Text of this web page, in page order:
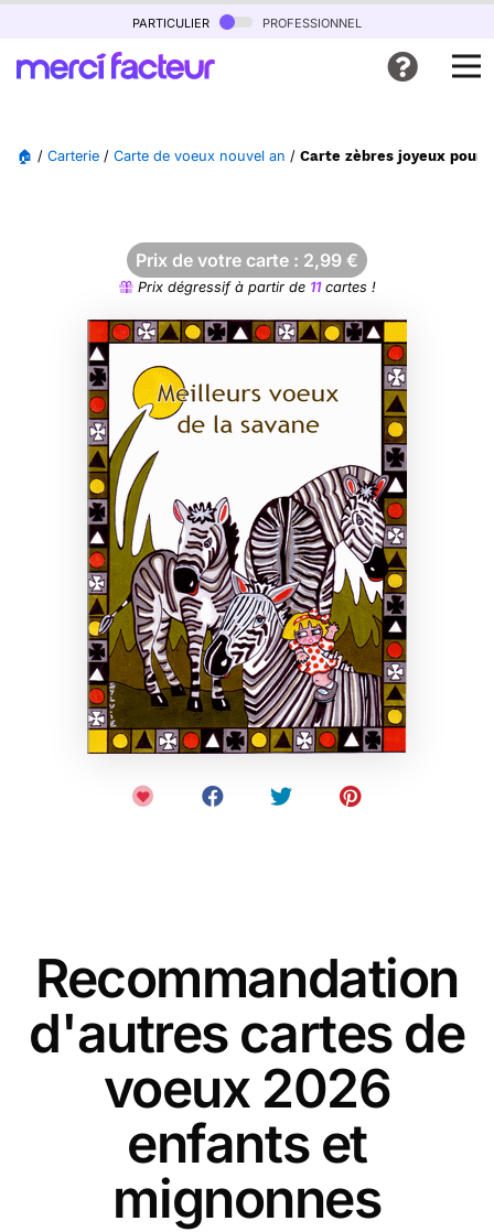
particulier professionnel
🏠 / Carterie / Carte de voeux nouvel an / Carte zèbres joyeux pour
Prix de votre carte : 2,99 €
Prix dégressif à partir de 11cartes !
Recommandation
d'autres cartes de
voeux 2026
enfants et
mignonnes